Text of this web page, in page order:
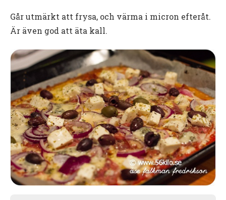
Går utmärkt att frysa, och värma i micron efteråt.
Är även god att äta kall.